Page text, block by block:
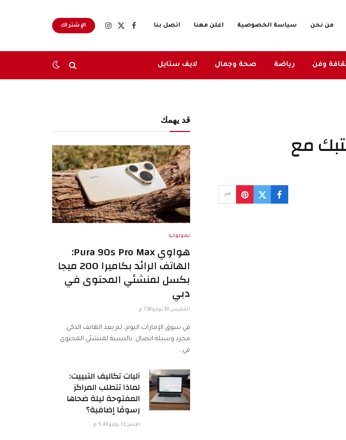
من نحن سياسة الخصوصية اعلن معنا اتصل بنا
فيسبوك
X
الانستغرام
الإشتراك
وفن رياضة صحة وجمال لايف ستايل
مع
قد يهمك
تكنولوجيا
هواوي Pura 90s Pro Max:
الهاتف الرائد بكاميرا 200 ميجا
بكسل لمنشئي المحتوى في
دبي
الخميس 30 يوليو 7:26 م
في سوق الإمارات اليوم، لم يعد الهاتف الذكي
مجرد وسيلة اتصال. بالنسبة لمنشئي المحتوى
في…
آليات تكاليف التبييت:
لماذا تتطلب المراكز
المفتوحة ليلة ضحاها
رسومًا إضافية؟
الإثنين 13 يوليو 5:49 م